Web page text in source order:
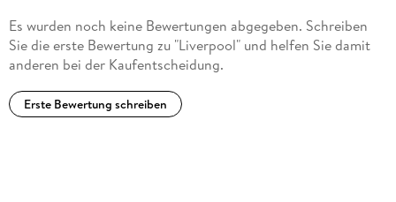
Es wurden noch keine Bewertungen abgegeben. Schreiben
Sie die erste Bewertung zu "Liverpool" und helfen Sie damit
anderen bei der Kaufentscheidung.
Erste Bewertung schreiben